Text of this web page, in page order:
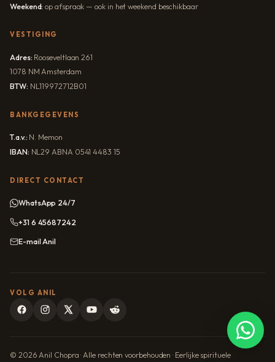
Weekend: op afspraak — ook in het weekend beschikbaar
VESTIGING
Adres: Rooseveltlaan 261
1078 NM Amsterdam
BTW: NL119972712B01
BANKGEGEVENS
T.a.v.: N. Memon
IBAN: NL29 ABNA 0541 4483 15
DIRECT CONTACT
WhatsApp 24/7
+31 6 45687242
E-mail Anil
VOLG ANIL
© 2026 Anil Chopra · Alle rechten voorbehouden · Eerlijke spirituele